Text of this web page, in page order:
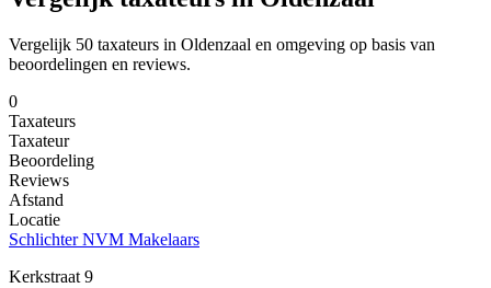
Vergelijk 50 taxateurs in Oldenzaal en omgeving op basis van
beoordelingen en reviews.
0
Taxateurs
Taxateur
Beoordeling
Reviews
Afstand
Locatie
Schlichter NVM Makelaars
Kerkstraat 9